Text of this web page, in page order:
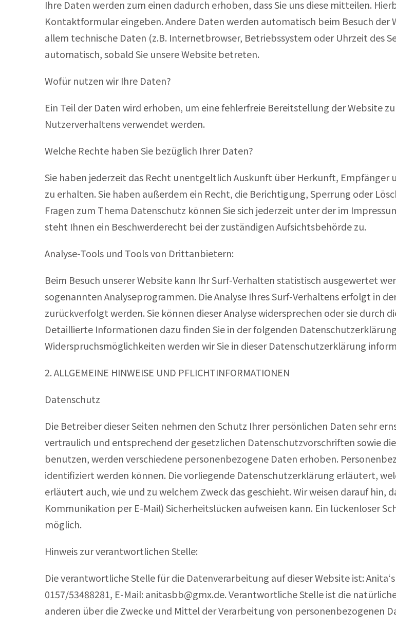
Ihre Daten werden zum einen dadurch erhoben, dass Sie uns diese mitteilen.
Kontaktformular eingeben. Andere Daten werden automatisch beim Besuch der
allem technische Daten (z.B. Internetbrowser, Betriebssystem oder Uhrzeit des
automatisch, sobald Sie unsere Website betreten.
Wofür nutzen wir Ihre Daten?
Ein Teil der Daten wird erhoben, um eine fehlerfreie Bereitstellung der Website
Nutzerverhaltens verwendet werden.
Welche Rechte haben Sie bezüglich Ihrer Daten?
Sie haben jederzeit das Recht unentgeltlich Auskunft über Herkunft,
zu erhalten. Sie haben außerdem ein Recht, die Berichtigung, Sperrung oder
Fragen zum Thema Datenschutz können Sie sich jederzeit unter der im
steht Ihnen ein Beschwerderecht bei der zuständigen Aufsichtsbehörde zu.
Analyse-Tools und Tools von Drittanbietern:
Beim Besuch unserer Website kann Ihr Surf-Verhalten statistisch ausgewertet
sogenannten Analyseprogrammen. Die Analyse Ihres Surf-Verhaltens erfolgt in
zurückverfolgt werden. Sie können dieser Analyse widersprechen oder sie
Detaillierte Informationen dazu finden Sie in der folgenden
Widerspruchsmöglichkeiten werden wir Sie in dieser Datenschutzerklärung
2. ALLGEMEINE HINWEISE UND PFLICHTINFORMATIONEN
Datenschutz
Die Betreiber dieser Seiten nehmen den Schutz Ihrer persönlichen Daten sehr
vertraulich und entsprechend der gesetzlichen Datenschutzvorschriften sowie
benutzen, werden verschiedene personenbezogene Daten erhoben.
identifiziert werden können. Die vorliegende Datenschutzerklärung erläutert,
erläutert auch, wie und zu welchem Zweck das geschieht. Wir weisen darauf
Kommunikation per E-Mail) Sicherheitslücken aufweisen kann. Ein lückenloser
möglich.
Hinweis zur verantwortlichen Stelle:
Die verantwortliche Stelle für die Datenverarbeitung auf dieser Website ist:
0157/53488281, E-Mail: anitasbb@gmx.de. Verantwortliche Stelle ist die
anderen über die Zwecke und Mittel der Verarbeitung von personenbezogenen